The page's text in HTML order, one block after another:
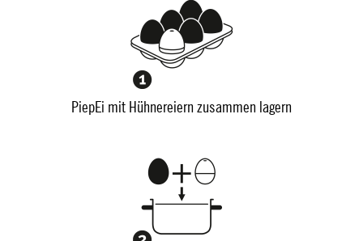
PiepEi mit Hühnereiern zusammen lagern